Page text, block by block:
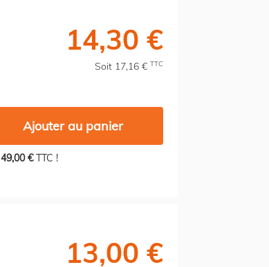
14,30 €
Soit 17,16 € TTC
Ajouter au panier
49,00 €TTC !
13,00 €